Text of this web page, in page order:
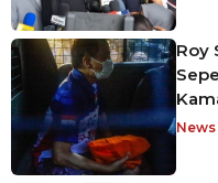
Roy
News